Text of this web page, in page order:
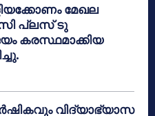
മേഖല
പ്ലസ് ടു
കരസ്ഥമാക്കിയ
വിദ്യാഭ്യാസ